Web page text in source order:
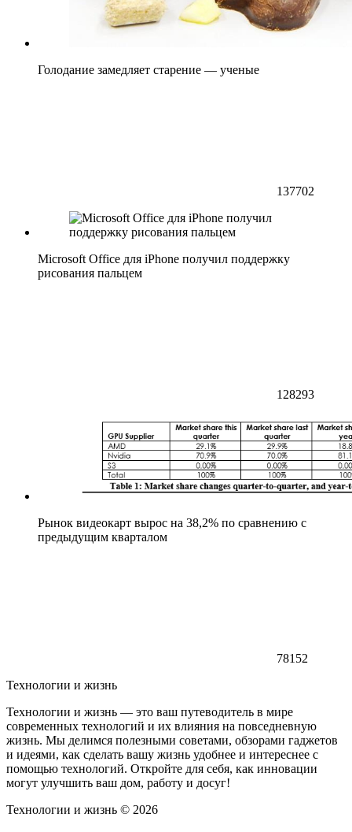
Голодание замедляет старение — ученые
137702
Microsoft Office для iPhone получил поддержку
рисования пальцем
128293
Рынок видеокарт вырос на 38,2% по сравнению с
предыдущим кварталом
78152
Технологии и жизнь
Технологии и жизнь — это ваш путеводитель в мире
современных технологий и их влияния на повседневную
жизнь. Мы делимся полезными советами, обзорами гаджетов
и идеями, как сделать вашу жизнь удобнее и интереснее с
помощью технологий. Откройте для себя, как инновации
могут улучшить ваш дом, работу и досуг!
Технологии и жизнь © 2026